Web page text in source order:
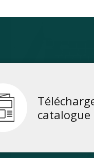
catalogue